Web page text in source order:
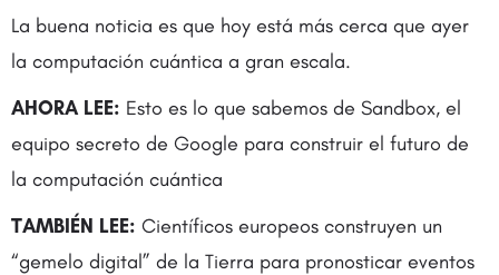
La buena noticia es que hoy está más cerca que ayer
la computación cuántica a gran escala.
AHORA LEE: Esto es lo que sabemos de Sandbox, el
equipo secreto de Google para construir el futuro de
la computación cuántica
TAMBIÉN LEE: Científicos europeos construyen un
“gemelo digital” de la Tierra para pronosticar eventos